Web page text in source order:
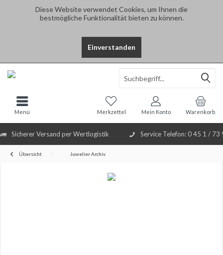
Diese Website verwendet Cookies, um Ihnen die
bestmögliche Funktionalität bieten zu können.
Einverstanden
Sicherer Versand per Wertlogistik Service Telefon: 0 45 1 / 73
Warenkorb
Merkzettel Mein Konto
Menü
Übersicht Juwelier Archiv